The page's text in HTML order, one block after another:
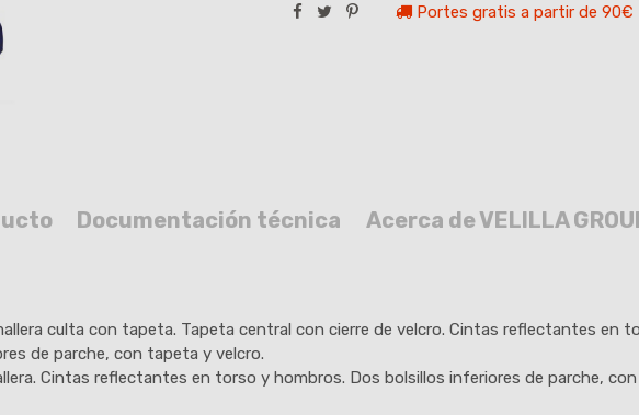
Portes gratis a partir de 90€
Documentación técnica Acerca de VELILLA
culta con tapeta. Tapeta central con cierre de velcro. Cintas reflectantes en
de parche, con tapeta y velcro.
Cintas reflectantes en torso y hombros. Dos bolsillos inferiores de parche,